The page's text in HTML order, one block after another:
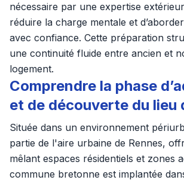
nécessaire par une expertise
réduire la charge mentale et
avec confiance. Cette préparation
une continuité fluide entre ancien et
logement.
Comprendre la phase
et de découverte du lieu
Située dans un environnement
partie de l'aire urbaine de Rennes,
mêlant espaces résidentiels et zones
commune bretonne est implantée